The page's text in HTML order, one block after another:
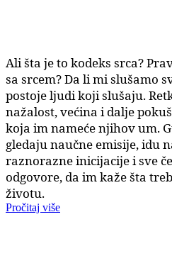
Ali šta je to kodeks srca?
sa srcem? Da li mi slušamo
postoje ljudi koji slušaju.
nažalost, većina i dalje
koja im nameće njihov um.
gledaju naučne emisije, idu
raznorazne inicijacije i sve
odgovore, da im kaže šta
životu.
Pročitaj više